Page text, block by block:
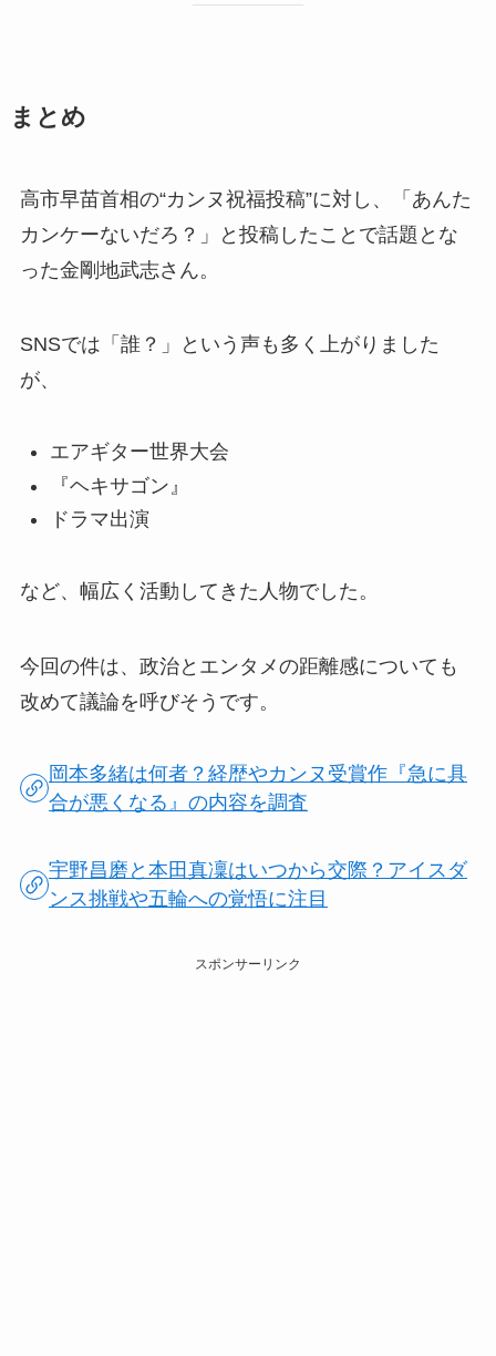
まとめ
高市早苗首相の“カンヌ祝福投稿”に対し、「あんた
カンケーないだろ？」と投稿したことで話題とな
った金剛地武志さん。
SNSでは「誰？」という声も多く上がりました
が、
エアギター世界大会
『ヘキサゴン』
ドラマ出演
など、幅広く活動してきた人物でした。
今回の件は、政治とエンタメの距離感についても
改めて議論を呼びそうです。
岡本多緒は何者？経歴やカンヌ受賞作『急に具
合が悪くなる』の内容を調査
宇野昌磨と本田真凜はいつから交際？アイスダ
ンス挑戦や五輪への覚悟に注目
スポンサーリンク